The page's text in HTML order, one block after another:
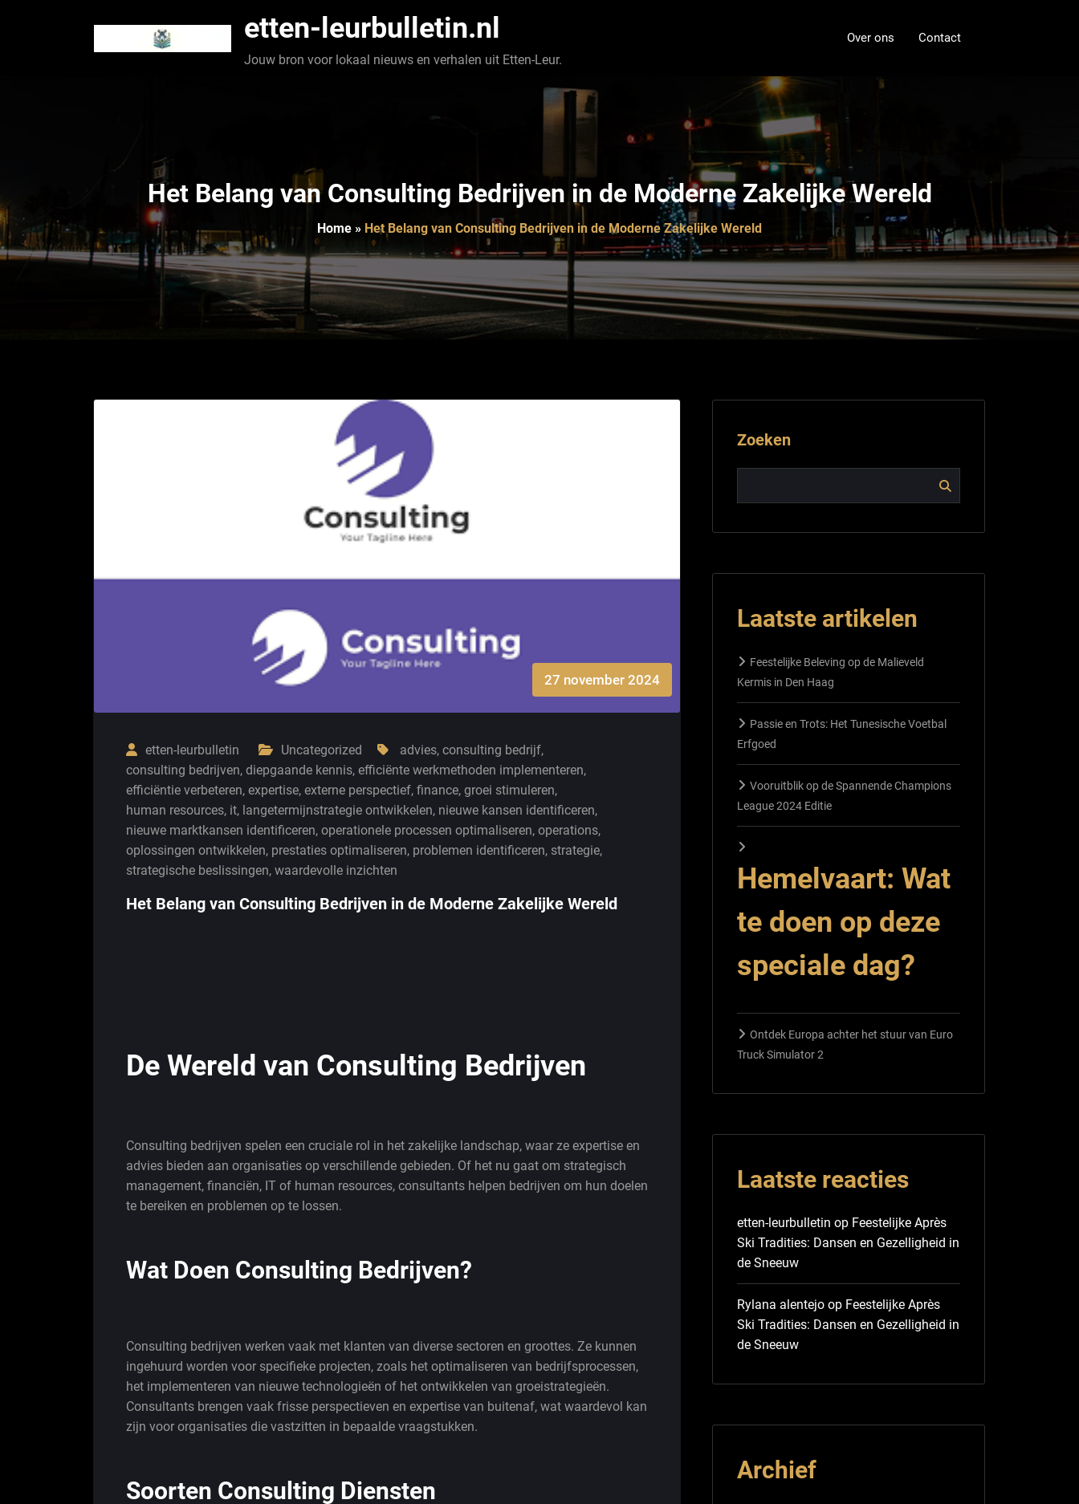
etten-leurbulletin.nl
Jouw bron voor lokaal nieuws en verhalen uit Etten-Leur.
Over ons Contact
Het Belang van Consulting Bedrijven in de Moderne Zakelijke Wereld
Home » Het Belang van Consulting Bedrijven in de Moderne Zakelijke Wereld
27 november 2024
etten-leurbulletin Uncategorized advies, consulting bedrijf,
consulting bedrijven, diepgaande kennis, efficiënte werkmethoden implementeren,
efficiëntie verbeteren, expertise, externe perspectief, finance, groei stimuleren,
human resources, it, langetermijnstrategie ontwikkelen, nieuwe kansen identificeren,
nieuwe marktkansen identificeren, operationele processen optimaliseren, operations,
oplossingen ontwikkelen, prestaties optimaliseren, problemen identificeren, strategie,
strategische beslissingen, waardevolle inzichten
Het Belang van Consulting Bedrijven in de Moderne Zakelijke Wereld
De Wereld van Consulting Bedrijven
Consulting bedrijven spelen een cruciale rol in het zakelijke landschap, waar ze expertise en
advies bieden aan organisaties op verschillende gebieden. Of het nu gaat om strategisch
management, financiën, IT of human resources, consultants helpen bedrijven om hun doelen
te bereiken en problemen op te lossen.
Wat Doen Consulting Bedrijven?
Consulting bedrijven werken vaak met klanten van diverse sectoren en groottes. Ze kunnen
ingehuurd worden voor specifieke projecten, zoals het optimaliseren van bedrijfsprocessen,
het implementeren van nieuwe technologieën of het ontwikkelen van groeistrategieën.
Consultants brengen vaak frisse perspectieven en expertise van buitenaf, wat waardevol kan
zijn voor organisaties die vastzitten in bepaalde vraagstukken.
Soorten Consulting Diensten
Zoeken
Laatste artikelen
Feestelijke Beleving op de Malieveld
Kermis in Den Haag
Passie en Trots: Het Tunesische Voetbal
Erfgoed
Vooruitblik op de Spannende Champions
League 2024 Editie
Hemelvaart: Wat
te doen op deze
speciale dag?
Ontdek Europa achter het stuur van Euro
Truck Simulator 2
Laatste reacties
etten-leurbulletin op Feestelijke Après
Ski Tradities: Dansen en Gezelligheid in
de Sneeuw
Rylana alentejo op Feestelijke Après
Ski Tradities: Dansen en Gezelligheid in
de Sneeuw
Archief